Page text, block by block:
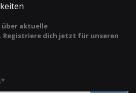
über aktuelle
Registriere dich jetzt für unseren